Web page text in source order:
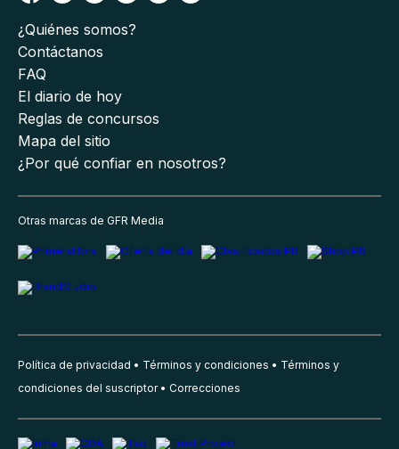
¿Quiénes somos?
Contáctanos
FAQ
El diario de hoy
Reglas de concursos
Mapa del sitio
¿Por qué confiar en nosotros?
Otras marcas de GFR Media
Política de privacidad Términos y condiciones
Términos y
condiciones del suscriptor
Correcciones